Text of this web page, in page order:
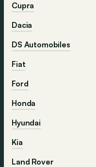
Cupra
Dacia
DS Automobiles
Fiat
Ford
Honda
Hyundai
Kia
Land Rover